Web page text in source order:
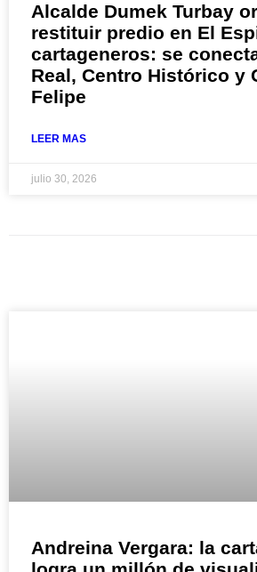
Alcalde Dumek Turbay
restituir predio en El
cartageneros: se
Real, Centro Histórico y
Felipe
LEER MAS
julio 30, 2026
Andreina Vergara: la